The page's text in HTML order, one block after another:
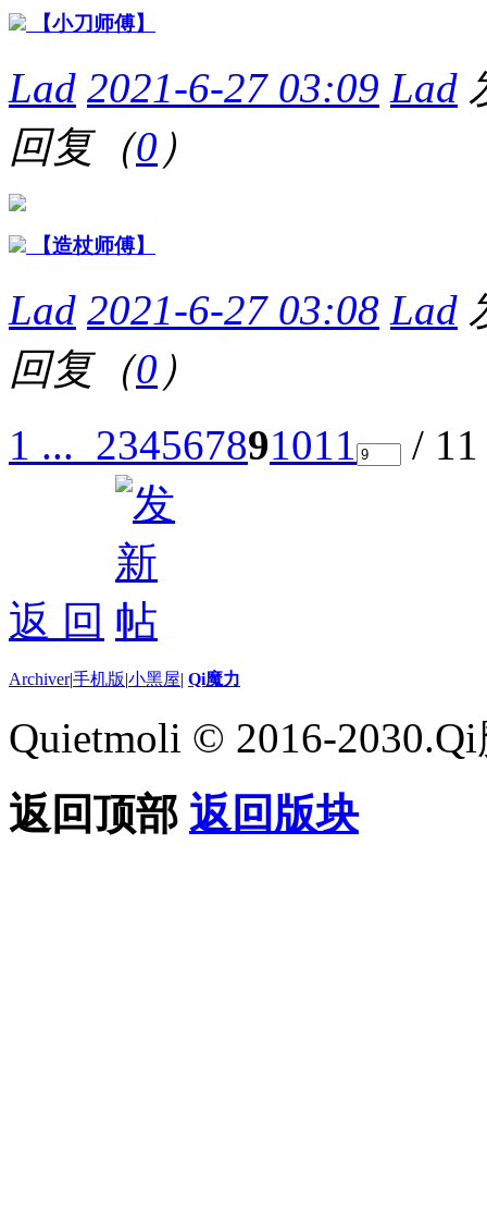
【小刀师傅】
Lad 2021-6-27 03:09 Lad
回复（0 ）
【造杖师傅】
Lad 2021-6-27 03:08 Lad
回复（0 ）
1 ... 234567891011 /
返 回
Archiver|手机版|小黑屋| Qi魔力
Quietmoli © 2016-
返回顶部 返回版块